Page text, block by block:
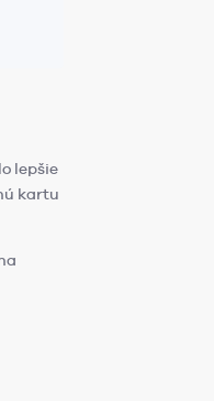
lepšie
kartu